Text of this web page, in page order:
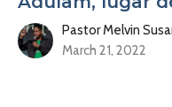
Pastor Melvin
March 21, 2022